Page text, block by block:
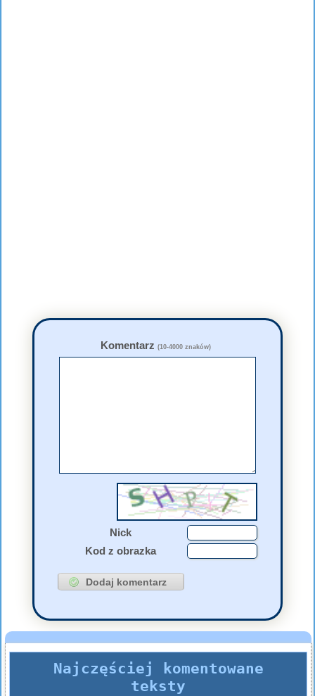
Komentarz (10-4000 znaków)
Nick
Kod z obrazka
Najczęściej komentowane
teksty